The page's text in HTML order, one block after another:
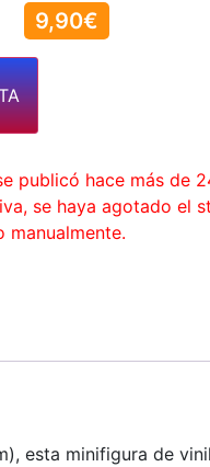
9,90€
publicó hace más de
se haya agotado el
manualmente.
esta minifigura de